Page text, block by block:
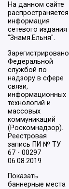
На данном сайте
распространяется
информация
сетевого издания
"Знамя.Ельня".
Зарегистрировано
Федеральной
службой по
надзору в сфере
связи,
информационных
технологий и
массовых
коммуникаций
(Роскомнадзор).
Реестровая
запись ПИ № ТУ
67 - 00297
06.08.2019
Показать
баннерные места